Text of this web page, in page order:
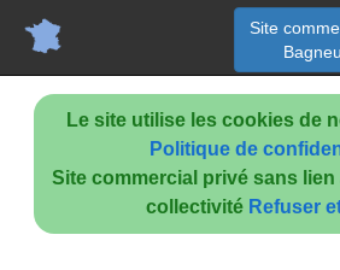
Le site utilise les cookies de
Politique de
Site commercial privé sans lien
collectivité Refuser
Site